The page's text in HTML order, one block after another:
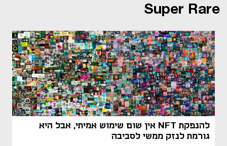
Super Rare
להנפקת NFT אין שום שימוש אמיתי, אבל היא
גורמת לנזק ממשי לסביבה